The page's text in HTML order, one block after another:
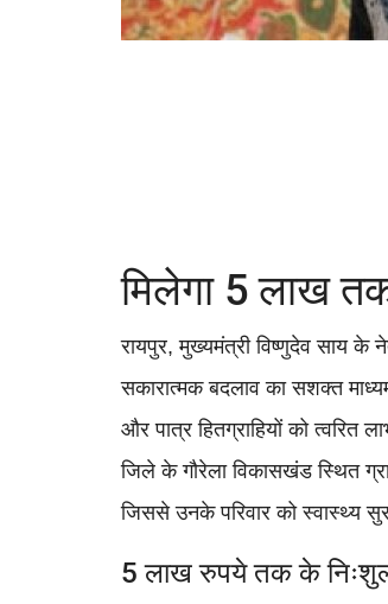
मिलेगा 5 लाख
रायपुर, मुख्यमंत्री विष्णुदेव साय के
सकारात्मक बदलाव का सशक्त
और पात्र हितग्राहियों को त्वरित
जिले के गौरेला विकासखंड स्थित
जिससे उनके परिवार को स्वास्थ्य
5 लाख रुपये तक के